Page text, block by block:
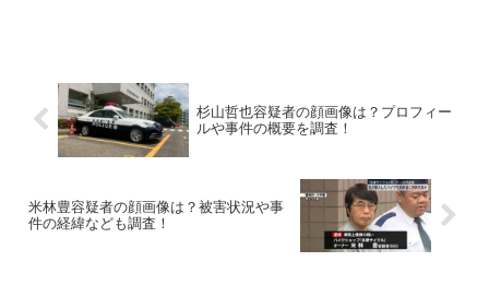
杉山哲也容疑者の顔画像は？プロフィー
ルや事件の概要を調査！
米林豊容疑者の顔画像は？被害状況や事
件の経緯なども調査！